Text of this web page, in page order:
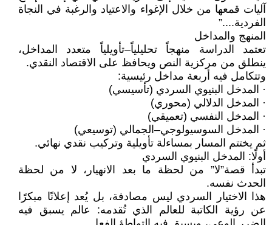
آليات قمعها من خلال الإغواء والاعتياد والرغبة في النجاة
الفردية....”
المنهج والمداخل
تعتمد الدراسة منهجاً تحليلياً–تأويلياً متعدد المداخل،
ينطلق من مركزية النص ويحافظ على الاقتصاد النقدي.
وتتكامل فيه أربعة مداخل رئيسية:
· المدخل البنيوي السردي (تأسيسي)
· المدخل الدلالي (محوري)
· المدخل النفسي (تعميقي)
· المدخل السوسيولوجي–الجمالي (توسيعي)
ثم يختتم المسار بمساءلة تأويلية وتركيب نقدي نهائي.
أولًا: المدخل البنيوي السردي
تبدأ قصة”لا” من لحظة ما بعد الانهيار، لا من لحظة
الحدث نفسه.
هذا الاختيار السردي ليس مصادفة، بل يُعد إعلانًا مبكرًا
عن رؤية الكاتبة للعالم الذي تُقدمه: عالم يسبق فيه